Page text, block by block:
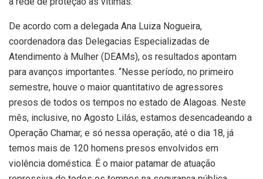
De acordo com a delegada Ana Luiza Nogueira,
coordenadora das Delegacias Especializadas de
Atendimento à Mulher (DEAMs), os resultados apontam
para avanços importantes. “Nesse período, no primeiro
semestre, houve o maior quantitativo de agressores
presos de todos os tempos no estado de Alagoas. Neste
mês, inclusive, no Agosto Lilás, estamos desencadeando a
Operação Chamar, e só nessa operação, até o dia 18, já
temos mais de 120 homens presos envolvidos em
violência doméstica. É o maior patamar de atuação